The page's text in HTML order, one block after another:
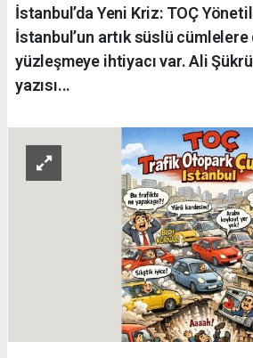
İstanbul’da Yeni Kriz: TOÇ
İstanbul’un artık süslü
yüzleşmeye ihtiyacı var. Ali
yazısı...